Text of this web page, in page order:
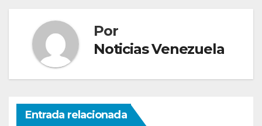
Por
Noticias Venezuela
Entrada relacionada